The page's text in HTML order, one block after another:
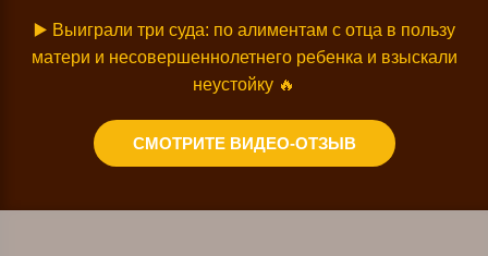
▶️ Выиграли три суда: по алиментам с отца в пользу
матери и несовершеннолетнего ребенка и взыскали
неустойку 🔥
СМОТРИТЕ ВИДЕО-ОТЗЫВ